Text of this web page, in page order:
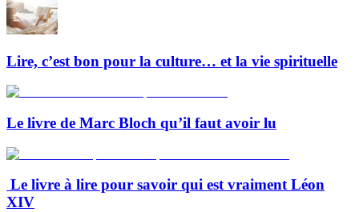
Lire, c’est bon pour la culture… et la vie spirituelle
Le livre de Marc Bloch qu’il faut avoir lu
Le livre à lire pour savoir qui est vraiment Léon
XIV